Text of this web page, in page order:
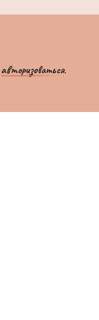
авторизоваться.